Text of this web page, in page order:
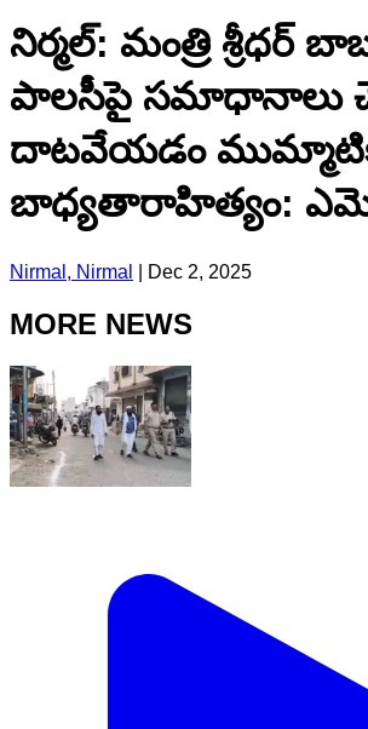
నిర్మల్: మంత్రి శ్రీధ‌ర్
పాల‌సీపై స‌మాధానాలు
దాట‌వేయ‌డం
బాధ్య‌తారాహిత్యం:
Nirmal, Nirmal Dec 2, 2025
MORE NEWS